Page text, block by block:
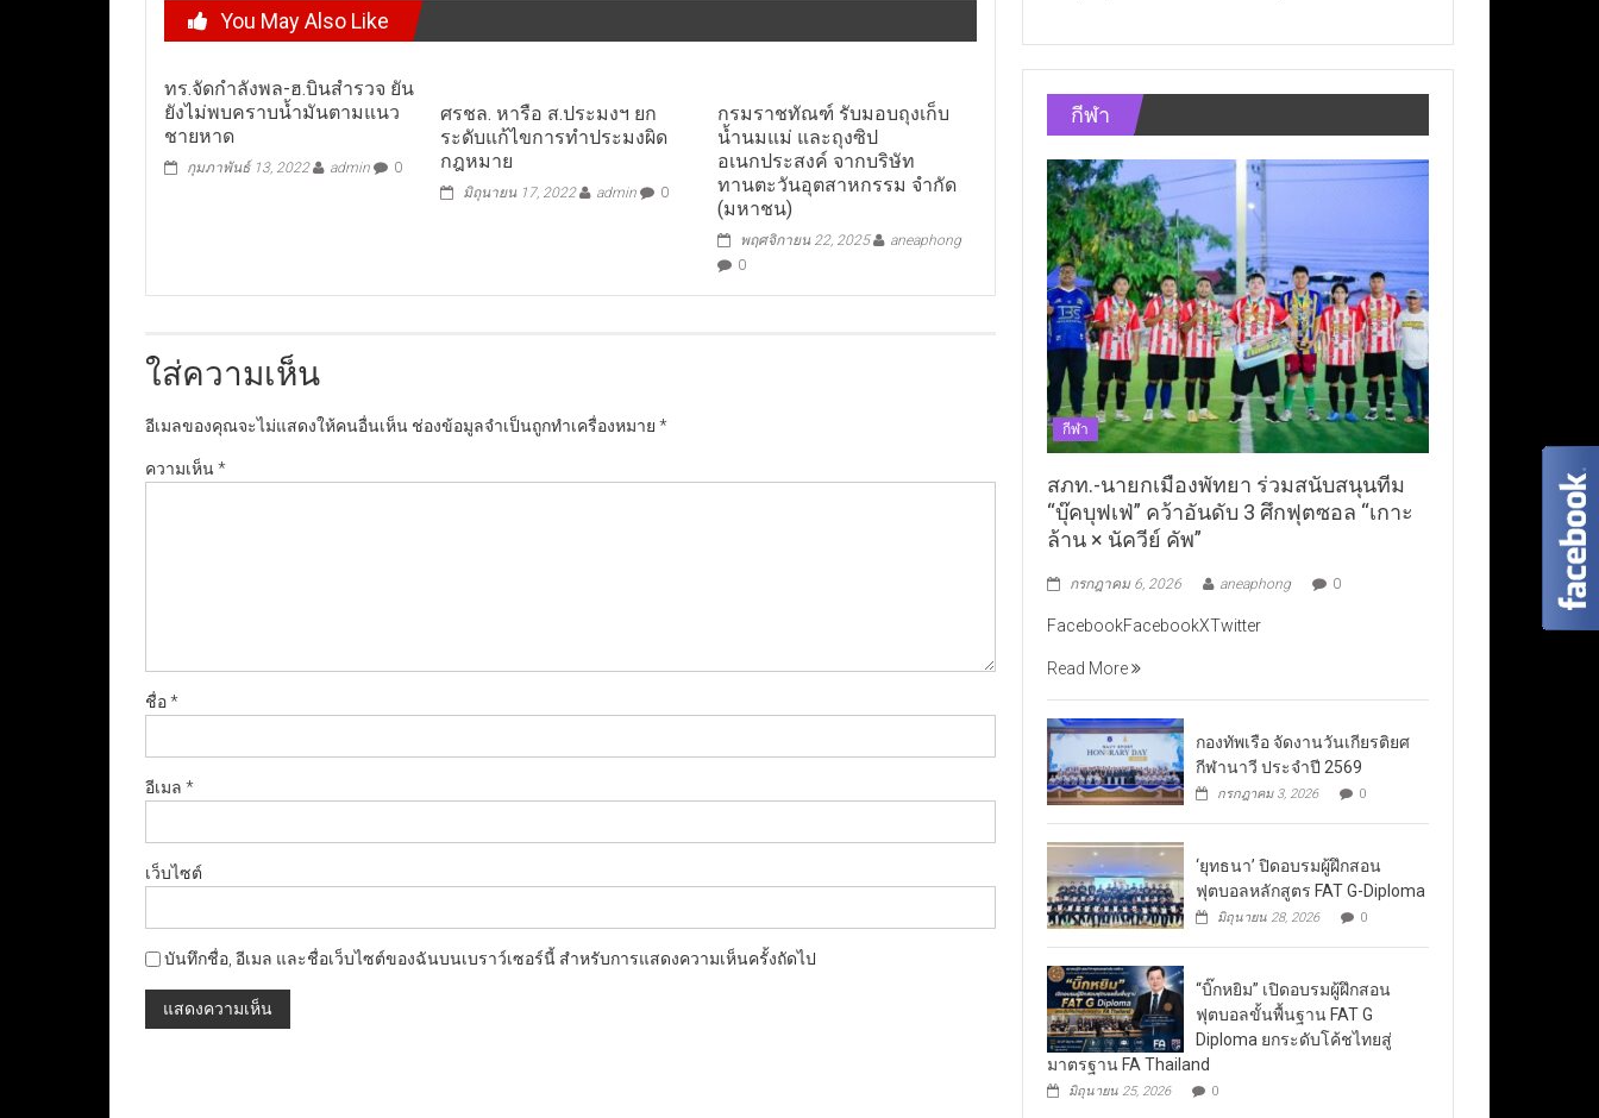
You May Also Like
ทร.จัดกำลังพล-ฮ.บินสำรวจ ยัน
ยังไม่พบคราบน้ำมันตามแนว
ชายหาด
กุมภาพันธ์ 13, 2022 admin 0
ศรชล. หารือ ส.ประมงฯ ยก
ระดับแก้ไขการทำประมงผิด
กฎหมาย
มิถุนายน 17, 2022 admin 0
กรมราชทัณฑ์ รับมอบถุงเก็บ
น้ำนมแม่ และถุงซิป
อเนกประสงค์ จากบริษัท
ทานตะวันอุตสาหกรรม จำกัด
(มหาชน)
พฤศจิกายน 22, 2025
aneaphong
0
ใส่ความเห็น
อีเมลของคุณจะไม่แสดงให้คนอื่นเห็น ช่องข้อมูลจำเป็นถูกทำเครื่องหมาย *
ความเห็น*
ชื่อ*
อีเมล *
เว็บไซต์
บันทึกชื่อ, อีเมล และชื่อเว็บไซต์ของฉันบนเบราว์เซอร์นี้ สำหรับการแสดงความเห็นครั้งถัดไป
กีฬา
กีฬา
สภท.-นายกเมืองพัทยา ร่วมสนับสนุนทีม
“บุ๊คบุฟเฟ่” คว้าอันดับ 3 ศึกฟุตซอล “เกาะ
ล้าน × นัควีย์ คัพ”
กรกฎาคม 6, 2026 aneaphong 0
FacebookFacebookXTwitter
Read More
กองทัพเรือ จัดงานวันเกียรติยศ
กีฬานาวี ประจำปี 2569
กรกฎาคม 3, 2026 0
‘ยุทธนา’ ปิดอบรมผู้ฝึกสอน
ฟุตบอลหลักสูตร FAT G-Diploma
มิถุนายน 28, 2026 0
“บิ๊กหยิม” เปิดอบรมผู้ฝึกสอน
ฟุตบอลขั้นพื้นฐาน FAT G
Diploma ยกระดับโค้ชไทยสู่
มาตรฐาน FA Thailand
มิถุนายน 25, 2026 0